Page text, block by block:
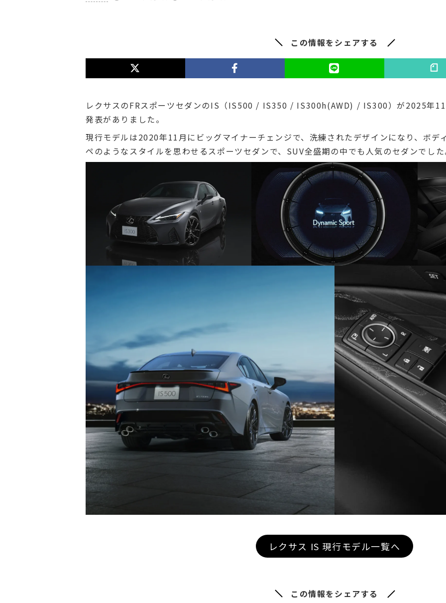
この情報をシェアする
レクサスのFRスポーツセダンのIS（IS500 / IS350 / IS300h(AWD) / IS300）が2025年
発表がありました。
現行モデルは2020年11月にビッグマイナーチェンジで、洗練されたデザインになり、ボデ
ペのようなスタイルを思わせるスポーツセダンで、SUV全盛期の中でも人気のセダンでし
レクサス IS 現行モデル一覧へ
この情報をシェアする